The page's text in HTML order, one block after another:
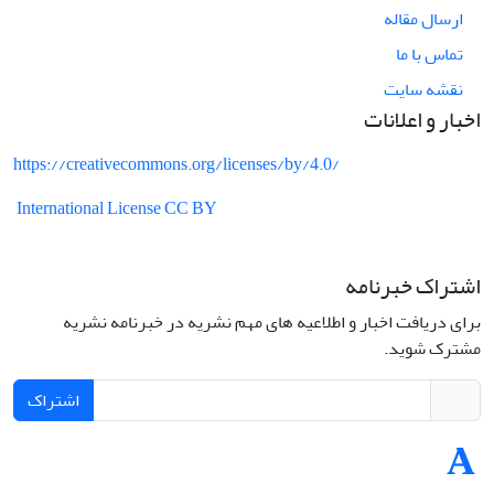
ارسال مقاله
تماس با ما
نقشه سایت
اخبار و اعلانات
https://creativecommons.org/licenses/by/4.0/
International License CC BY
اشتراک خبرنامه
برای دریافت اخبار و اطلاعیه های مهم نشریه در خبرنامه نشریه
مشترک شوید.
اشتراک